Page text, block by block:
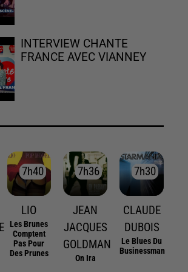
INTERVIEW CHANTE
FRANCE AVEC VIANNEY
7h40
7h40
LIO
Les Brunes
Comptent
Pas Pour
Des Prunes
7h36
7h36
JEAN
JACQUES
GOLDMAN
On Ira
7h30
7h30
CLAUDE
DUBOIS
Le Blues Du
Businessman